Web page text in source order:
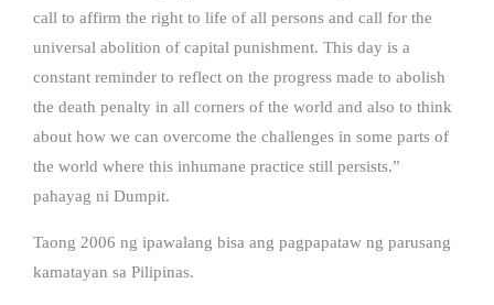
call to affirm the right to life of all persons and call for the
universal abolition of capital punishment. This day is a
constant reminder to reflect on the progress made to abolish
the death penalty in all corners of the world and also to think
about how we can overcome the challenges in some parts of
the world where this inhumane practice still persists.”
pahayag ni Dumpit.
Taong 2006 ng ipawalang bisa ang pagpapataw ng parusang
kamatayan sa Pilipinas.